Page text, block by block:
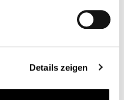
Details zeigen